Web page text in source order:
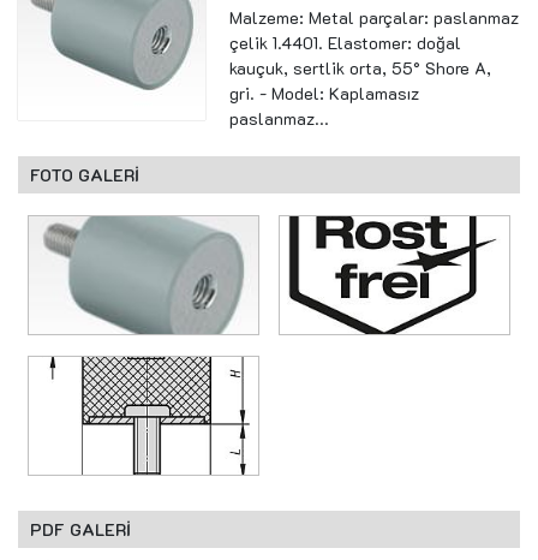
Malzeme: Metal parçalar: paslanmaz
çelik 1.4401. Elastomer: doğal
kauçuk, sertlik orta, 55° Shore A,
gri. - Model: Kaplamasız
paslanmaz...
FOTO GALERİ
PDF GALERİ